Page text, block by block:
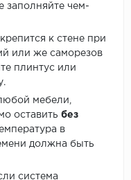
заполняйте чем-
к стене при
или же саморезов
плинтус или
мебели,
оставить без
в
должна быть
система